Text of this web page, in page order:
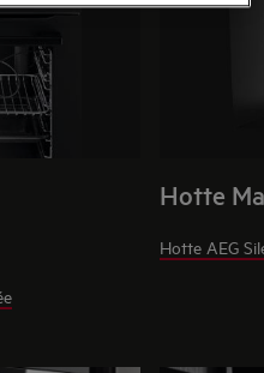
Hotte
Hotte AEG